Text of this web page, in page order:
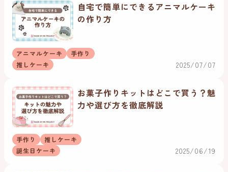
自宅で簡単にできるアニマルケーキ
の作り方
アニマルケーキ
手作り
推しケーキ
2025/07/07
お菓子作りキットはどこで買う？魅
力や選び方を徹底解説
手作り
推しケーキ
誕生日ケーキ
2025/06/19